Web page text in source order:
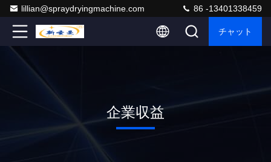
lillian@spraydryingmachine.com 86 -13401338459
チャット
企業収益